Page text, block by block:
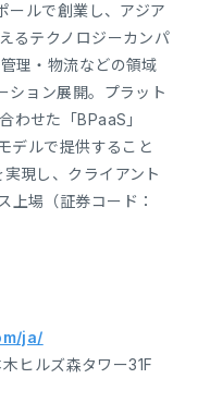
ルで創業し、アジア
るテクノロジーカンパ
理・物流などの領域
ション展開。プラット
わせた「BPaaS」
デルで提供すること
現し、クライアント
上場（証券コード：
ja/
ヒルズ森タワー31F